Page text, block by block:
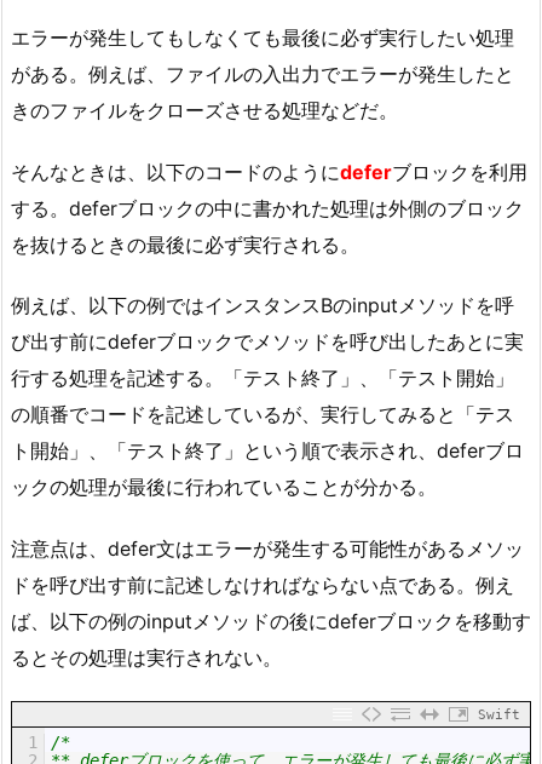
エラーが発生してもしなくても最後に必ず実行したい処理
がある。例えば、ファイルの入出力でエラーが発生したと
きのファイルをクローズさせる処理などだ。
そんなときは、以下のコードのようにdeferブロックを利用
する。deferブロックの中に書かれた処理は外側のブロック
を抜けるときの最後に必ず実行される。
例えば、以下の例ではインスタンスBのinputメソッドを呼
び出す前にdeferブロックでメソッドを呼び出したあとに実
行する処理を記述する。「テスト終了」、「テスト開始」
の順番でコードを記述しているが、実行してみると「テス
ト開始」、「テスト終了」という順で表示され、deferブロ
ックの処理が最後に行われていることが分かる。
注意点は、defer文はエラーが発生する可能性があるメソッ
ドを呼び出す前に記述しなければならない点である。例え
ば、以下の例のinputメソッドの後にdeferブロックを移動す
るとその処理は実行されない。
Swift
1
/*